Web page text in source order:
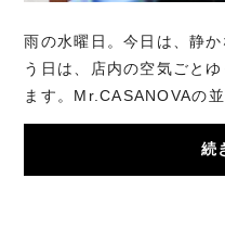
雨の水曜日。今日は、静
う日は、店内の空気ごと
ます。Mr.CASANOVAの
ちゃんとそれぞれ置く理
続